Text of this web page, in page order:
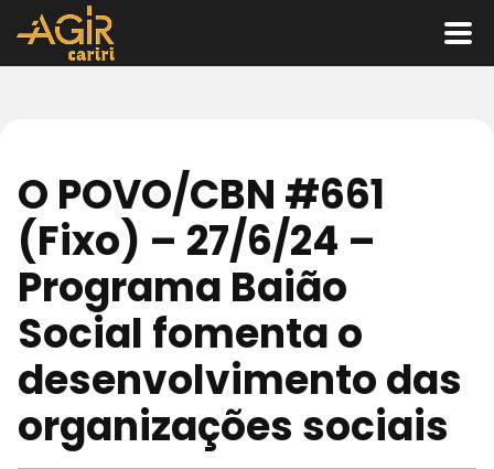
O POVO/CBN #661
(Fixo) – 27/6/24 –
Programa Baião
Social fomenta o
desenvolvimento das
organizações sociais